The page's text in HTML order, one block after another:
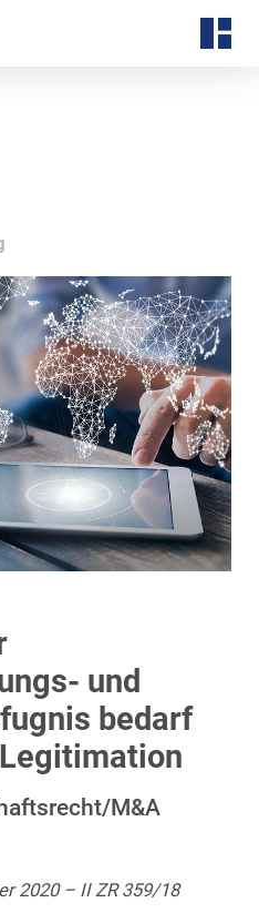
und
bedarf
M&A
2020 – II ZR 359/18